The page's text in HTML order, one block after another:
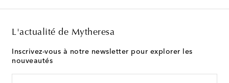
L'actualité de Mytheresa
Inscrivez-vous à notre newsletter pour explorer les
nouveautés